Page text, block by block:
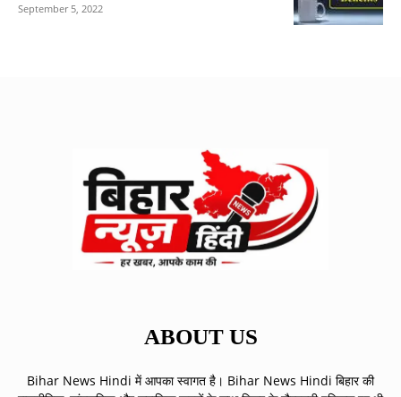
September 5, 2022
ABOUT US
Bihar News Hindi में आपका स्वागत है। Bihar News Hindi बिहार की